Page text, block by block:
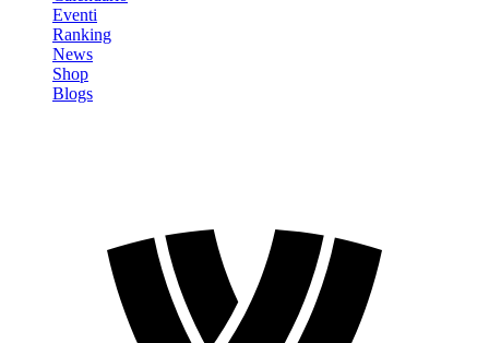
Eventi
Ranking
News
Shop
Blogs